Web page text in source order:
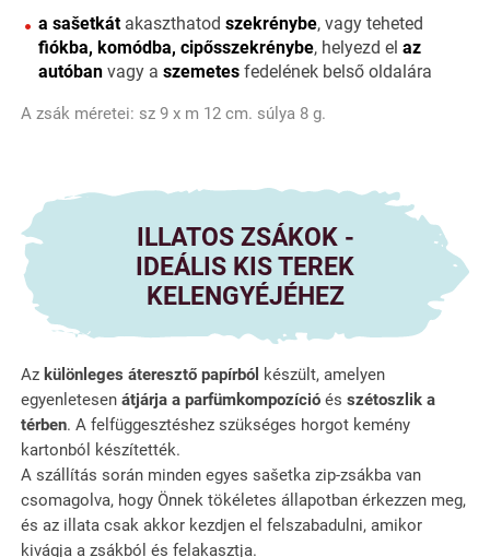
a sašetkátakaszthatod szekrénybe, vagy teheted
fiókba, komódba, cipősszekrénybe, helyezd el az
autóban vagy a szemetes fedelének belső oldalára
A zsák méretei: sz 9 x m 12 cm. súlya 8 g.
ILLATOS ZSÁKOK -
IDEÁLIS KIS TEREK
KELENGYÉJÉHEZ
Az különleges áteresztő papírból készült, amelyen
egyenletesen átjárja a parfümkompozíció és szétoszlik a
térben. A felfüggesztéshez szükséges horgot kemény
kartonból készítették.
A szállítás során minden egyes sašetka zip-zsákba van
csomagolva, hogy Önnek tökéletes állapotban érkezzen meg,
és az illata csak akkor kezdjen el felszabadulni, amikor
kivágja a zsákból és felakasztja.